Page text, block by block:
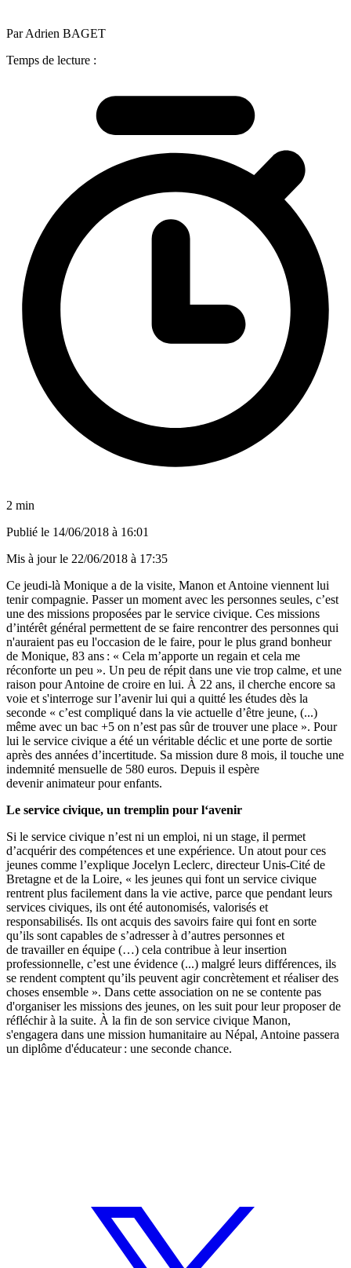
Par Adrien BAGET
Temps de lecture :
2 min
Publié le 14/06/2018 à 16:01
Mis à jour le 22/06/2018 à 17:35
Ce jeudi-là Monique a de la visite, Manon et Antoine viennent lui
tenir compagnie. Passer un moment avec les personnes seules, c’est
une des missions proposées par le service civique. Ces missions
d’intérêt général permettent de se faire rencontrer des personnes qui
n'auraient pas eu l'occasion de le faire, pour le plus grand bonheur
de Monique, 83 ans : « Cela m’apporte un regain et cela me
réconforte un peu ». Un peu de répit dans une vie trop calme, et une
raison pour Antoine de croire en lui. À 22 ans, il cherche encore sa
voie et s'interroge sur l’avenir lui qui a quitté les études dès la
seconde « c’est compliqué dans la vie actuelle d’être jeune, (...)
même avec un bac +5 on n’est pas sûr de trouver une place ». Pour
lui le service civique a été un véritable déclic et une porte de sortie
après des années d’incertitude. Sa mission dure 8 mois, il touche une
indemnité mensuelle de 580 euros. Depuis il espère
devenir animateur pour enfants.
Le service civique, un tremplin pour l‘avenir
Si le service civique n’est ni un emploi, ni un stage, il permet
d’acquérir des compétences et une expérience. Un atout pour ces
jeunes comme l’explique Jocelyn Leclerc, directeur Unis-Cité de
Bretagne et de la Loire, « les jeunes qui font un service civique
rentrent plus facilement dans la vie active, parce que pendant leurs
services civiques, ils ont été autonomisés, valorisés et
responsabilisés. Ils ont acquis des savoirs faire qui font en sorte
qu’ils sont capables de s’adresser à d’autres personnes et
de travailler en équipe (…) cela contribue à leur insertion
professionnelle, c’est une évidence (...) malgré leurs différences, ils
se rendent comptent qu’ils peuvent agir concrètement et réaliser des
choses ensemble ». Dans cette association on ne se contente pas
d'organiser les missions des jeunes, on les suit pour leur proposer de
réfléchir à la suite. À la fin de son service civique Manon,
s'engagera dans une mission humanitaire au Népal, Antoine passera
un diplôme d'éducateur : une seconde chance.